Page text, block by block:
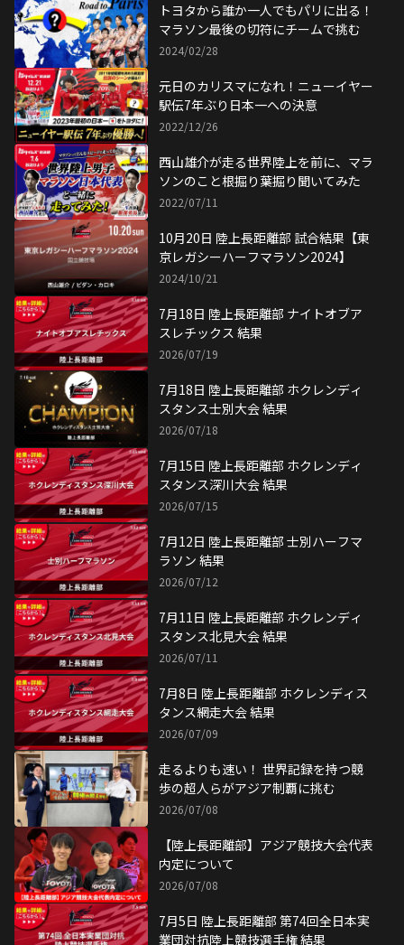
トヨタから誰か一人でもパリに出る！
マラソン最後の切符にチームで挑む
2024/02/28
元日のカリスマになれ！ニューイヤー
駅伝7年ぶり日本一への決意
2022/12/26
西山雄介が走る世界陸上を前に、マラ
ソンのこと根掘り葉掘り聞いてみた
2022/07/11
10月20日 陸上長距離部 試合結果【東
京レガシーハーフマラソン2024】
2024/10/21
7月18日 陸上長距離部 ナイトオブア
スレチックス 結果
2026/07/19
7月18日 陸上長距離部 ホクレンディ
スタンス士別大会 結果
2026/07/18
7月15日 陸上長距離部 ホクレンディ
スタンス深川大会 結果
2026/07/15
7月12日 陸上長距離部 士別ハーフマ
ラソン 結果
2026/07/12
7月11日 陸上長距離部 ホクレンディ
スタンス北見大会 結果
2026/07/11
7月8日 陸上長距離部 ホクレンディス
タンス網走大会 結果
2026/07/09
走るよりも速い！ 世界記録を持つ競
歩の超人らがアジア制覇に挑む
2026/07/08
【陸上長距離部】アジア競技大会代表
内定について
2026/07/08
7月5日 陸上長距離部 第74回全日本実
業団対抗陸上競技選手権 結果